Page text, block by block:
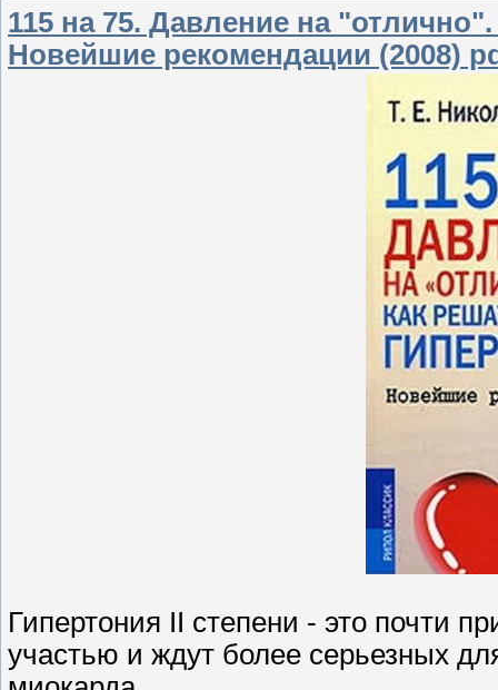
115 на 75. Давление на
Новейшие рекомендации (2008)
Гипертония II степени - это почти
участью и ждут более серьезных